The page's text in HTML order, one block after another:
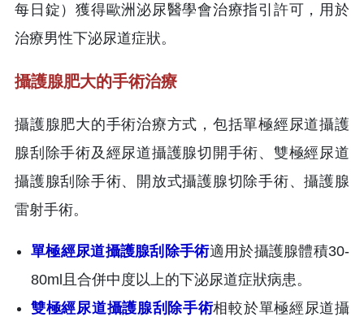
每日錠）獲得歐洲泌尿醫學會治療指引許可，用於
治療男性下泌尿道症狀。
攝護腺肥大的手術治療
攝護腺肥大的手術治療方式，包括單極經尿道攝護
腺刮除手術及經尿道攝護腺切開手術、雙極經尿道
攝護腺刮除手術、開放式攝護腺切除手術、攝護腺
雷射手術。
單極經尿道攝護腺刮除手術適用於攝護腺體積30-
80ml且合併中度以上的下泌尿道症狀病患。
雙極經尿道攝護腺刮除手術相較於單極經尿道攝